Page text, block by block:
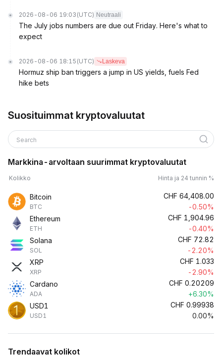
2026-08-06 19:03 (UTC) Neutraali
The July jobs numbers are due out Friday. Here's what to
expect
2026-08-06 18:15 (UTC) Laskeva
Hormuz ship ban triggers a jump in US yields, fuels Fed
hike bets
Suosituimmat kryptovaluutat
Search
Markkina-arvoltaan suurimmat kryptovaluutat
Kolikko Hinta ja 24 tunnin %
Bitcoin
BTC
CHF 64,408.00
-0.50%
Ethereum
ETH
CHF 1,904.96
-0.40%
Solana
SOL
CHF 72.82
-2.20%
XRP
XRP
CHF 1.033
-2.90%
Cardano
ADA
CHF 0.20209
+6.30%
USD1
USD1
CHF 0.99938
0.00%
Trendaavat kolikot